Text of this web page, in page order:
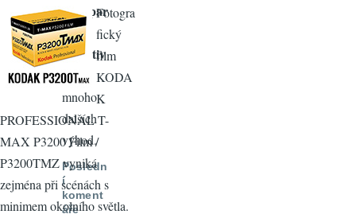
Fotogra
fický
film
KODA
K
PROFESSIONAL T-
MAX P3200 Film /
P3200TMZ vyniká
zejména při scénách s
minimem okolního světla.
fotoapar
átůa
objektiv
ůa
mnoho
dalších
výhod.
Posledn
í
koment
áře